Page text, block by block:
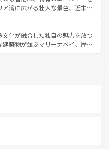
ので、きっと忘れられない旅にな
を楽しむことができる。タイ料理
で、どの季節にも異なる楽しみ
すいタイの人々、仏教を中心とし
光資源が、訪れる旅人を魅了し続
ア湾に広がる壮大な景色、近未来
るはず。観光スポットが密集し
ろを回れるのも魅力。息をのむよ
験まで、香港を存分に楽しみ尽く
文化が融合した独自の魅力を放つ
建築物が並ぶマリーナベイ、歴史
情を楽しめる外せないスポット